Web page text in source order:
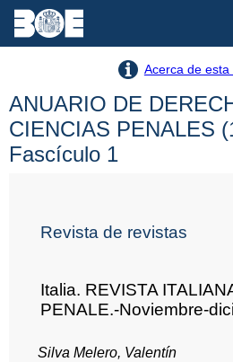
Acerca de esta
ANUARIO DE
CIENCIAS PENALES
Fascículo 1
Revista de revistas
Italia. REVISTA
PENALE.-Noviembre-
Silva Melero, Valentín